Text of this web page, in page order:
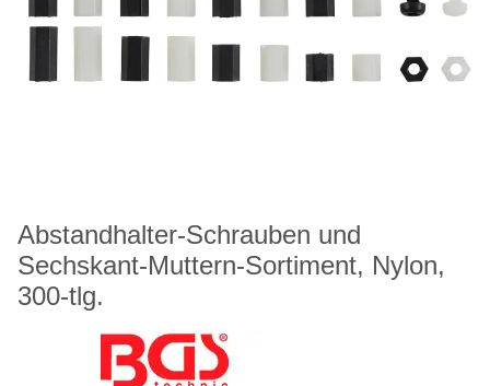
Abstandhalter-Schrauben und
Sechskant-Muttern-Sortiment, Nylon,
300-tlg.